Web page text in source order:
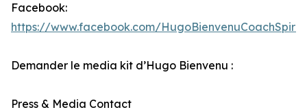
Facebook:
https://www.facebook.com/
Demander le media kit d’Hugo Bienvenu :
Press & Media Contact